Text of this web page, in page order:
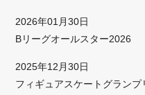
2026年01月30日
Bリーグオールスター2026
2025年12月30日
フィギュアスケートグラン